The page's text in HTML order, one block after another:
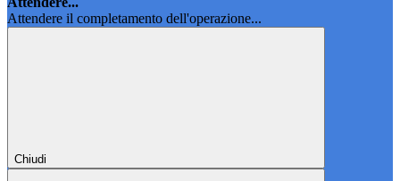
Attendere il completamento dell'operazione...
Chiudi